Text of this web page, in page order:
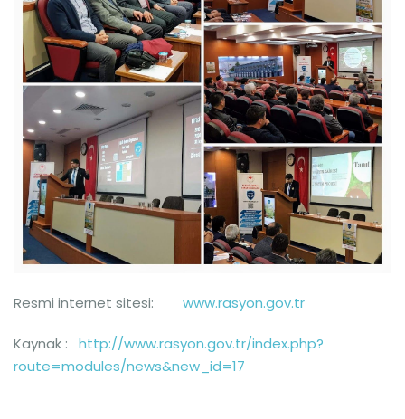
Resmi internet sitesi: www.rasyon.gov.tr
Kaynak : http://www.rasyon.gov.tr/index.php?
route=modules/news&new_id=17